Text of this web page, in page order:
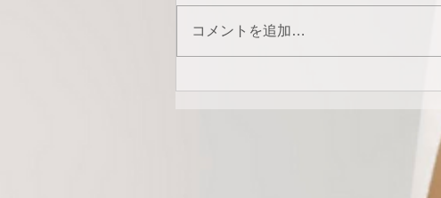
コメントを追加…